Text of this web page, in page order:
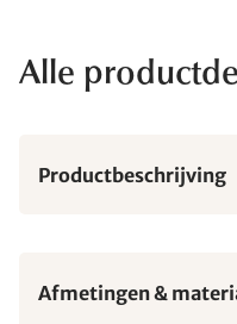
Alle
Productbeschrijving
Afmetingen &